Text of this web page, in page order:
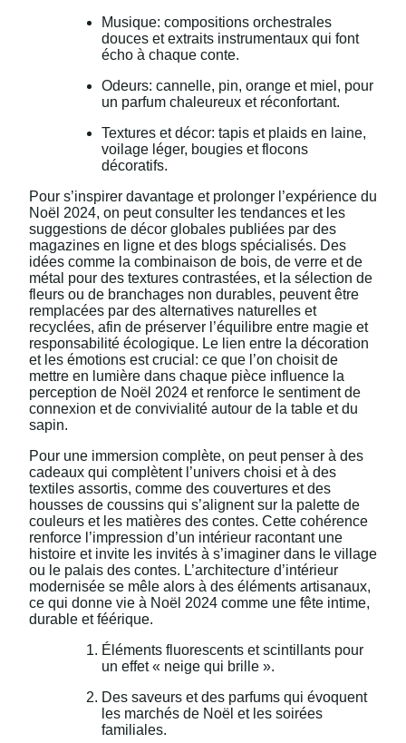
Musique: compositions orchestrales
douces et extraits instrumentaux qui font
écho à chaque conte.
Odeurs: cannelle, pin, orange et miel, pour
un parfum chaleureux et réconfortant.
Textures et décor: tapis et plaids en laine,
voilage léger, bougies et flocons
décoratifs.
Pour s’inspirer davantage et prolonger l’expérience du
Noël 2024, on peut consulter les tendances et les
suggestions de décor globales publiées par des
magazines en ligne et des blogs spécialisés. Des
idées comme la combinaison de bois, de verre et de
métal pour des textures contrastées, et la sélection de
fleurs ou de branchages non durables, peuvent être
remplacées par des alternatives naturelles et
recyclées, afin de préserver l’équilibre entre magie et
responsabilité écologique. Le lien entre la décoration
et les émotions est crucial: ce que l’on choisit de
mettre en lumière dans chaque pièce influence la
perception de Noël 2024 et renforce le sentiment de
connexion et de convivialité autour de la table et du
sapin.
Pour une immersion complète, on peut penser à des
cadeaux qui complètent l’univers choisi et à des
textiles assortis, comme des couvertures et des
housses de coussins qui s’alignent sur la palette de
couleurs et les matières des contes. Cette cohérence
renforce l’impression d’un intérieur racontant une
histoire et invite les invités à s’imaginer dans le village
ou le palais des contes. L’architecture d’intérieur
modernisée se mêle alors à des éléments artisanaux,
ce qui donne vie à Noël 2024 comme une fête intime,
durable et féérique.
Éléments fluorescents et scintillants pour
un effet « neige qui brille ».
Des saveurs et des parfums qui évoquent
les marchés de Noël et les soirées
familiales.